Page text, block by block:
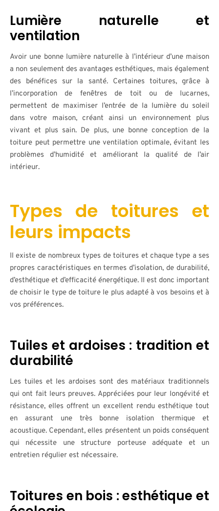
Lumière naturelle et
ventilation
Avoir une bonne lumière naturelle à l’intérieur d’une maison
a non seulement des avantages esthétiques, mais également
des bénéfices sur la santé. Certaines toitures, grâce à
l’incorporation de fenêtres de toit ou de lucarnes,
permettent de maximiser l’entrée de la lumière du soleil
dans votre maison, créant ainsi un environnement plus
vivant et plus sain. De plus, une bonne conception de la
toiture peut permettre une ventilation optimale, évitant les
problèmes d’humidité et améliorant la qualité de l’air
intérieur.
Types de toitures et
leurs impacts
Il existe de nombreux types de toitures et chaque type a ses
propres caractéristiques en termes d’isolation, de durabilité,
d’esthétique et d’efficacité énergétique. Il est donc important
de choisir le type de toiture le plus adapté à vos besoins et à
vos préférences.
Tuiles et ardoises : tradition et
durabilité
Les tuiles et les ardoises sont des matériaux traditionnels
qui ont fait leurs preuves. Appréciées pour leur longévité et
résistance, elles offrent un excellent rendu esthétique tout
en assurant une très bonne isolation thermique et
acoustique. Cependant, elles présentent un poids conséquent
qui nécessite une structure porteuse adéquate et un
entretien régulier est nécessaire.
Toitures en bois : esthétique et